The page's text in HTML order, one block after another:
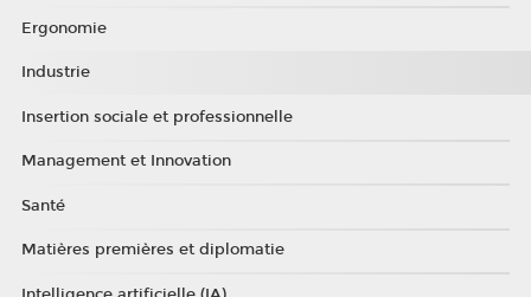
Ergonomie
Industrie
Insertion sociale et professionnelle
Management et Innovation
Santé
Matières premières et diplomatie